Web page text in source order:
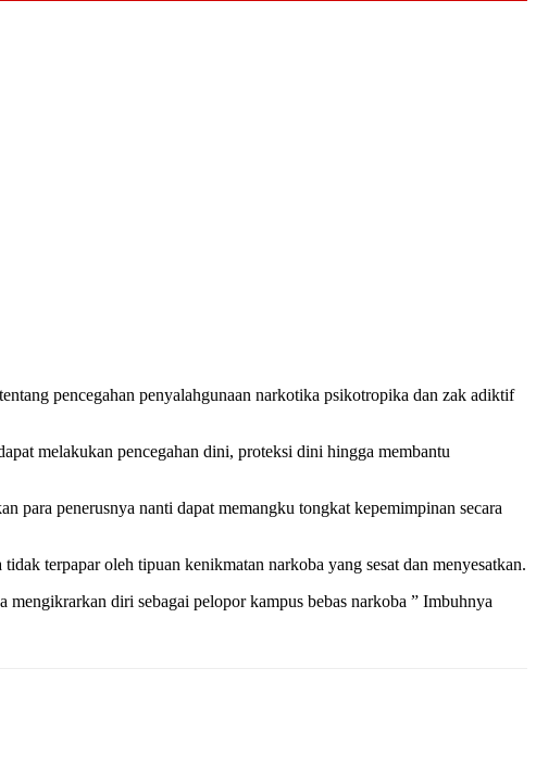
pencegahan penyalahgunaan narkotika psikotropika dan zak adiktif
melakukan pencegahan dini, proteksi dini hingga membantu
para penerusnya nanti dapat memangku tongkat kepemimpinan secara
terpapar oleh tipuan kenikmatan narkoba yang sesat dan menyesatkan.
mengikrarkan diri sebagai pelopor kampus bebas narkoba ” Imbuhnya